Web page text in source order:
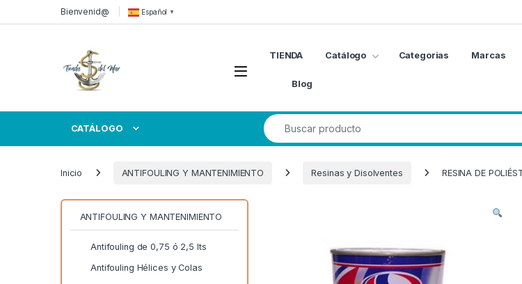
Skip to navigation
Skip to contentBienvenid@ Español ▼
Open
TIENDA Catálogo Categorias Marcas
Blog
CATÁLOGO
Search for:
Inicio ANTIFOULING Y MANTENIMIENTO Resinas y Disolventes RESINA DE
ANTIFOULING Y MANTENIMIENTO
Antifouling de 0,75 ó 2,5 lts
Antifouling Hélices y Colas